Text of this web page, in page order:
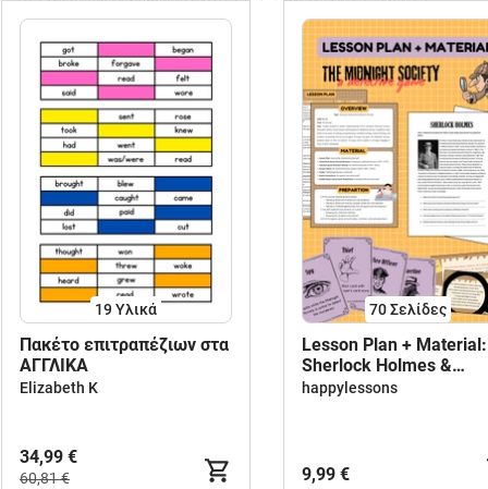
19 Υλικά
Πακέτο επιτραπέζιων στα
ΑΓΓΛΙΚΑ
Elizabeth K
34,99 €
60,81 €
70Σελίδες
Lesson Plan + Material:
Sherlock Holmes &
Detective Stories
happylessons
9,99 €